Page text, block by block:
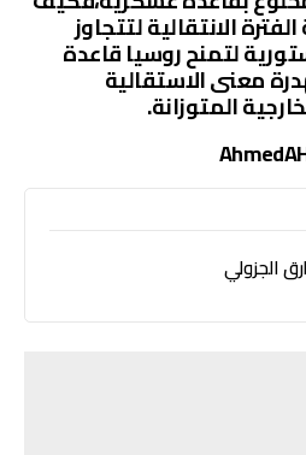
الانتقالية لتتجاوز
لتمنح روسيا قاعدة
معنى الاستقالية
المتوزانة.
الجزولي